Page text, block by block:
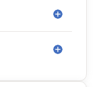
が、大阪、兵
張しておりの